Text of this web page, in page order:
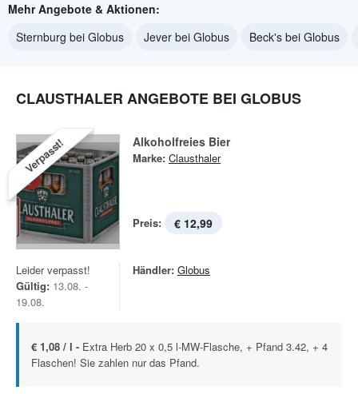
Mehr Angebote & Aktionen:
Sternburg bei Globus
Jever bei Globus Beck's bei Globus
CLAUSTHALER ANGEBOTE BEI GLOBUS
Verpasst! Alkoholfreies Bier
Marke: Clausthaler
Preis: € 12,99
Leider verpasst!
Gültig: 13.08. -
19.08.
Händler: Globus
€ 1,08 / l - Extra Herb 20 x 0,5 l-MW-Flasche, + Pfand 3.42, + 4
Flaschen! Sie zahlen nur das Pfand.